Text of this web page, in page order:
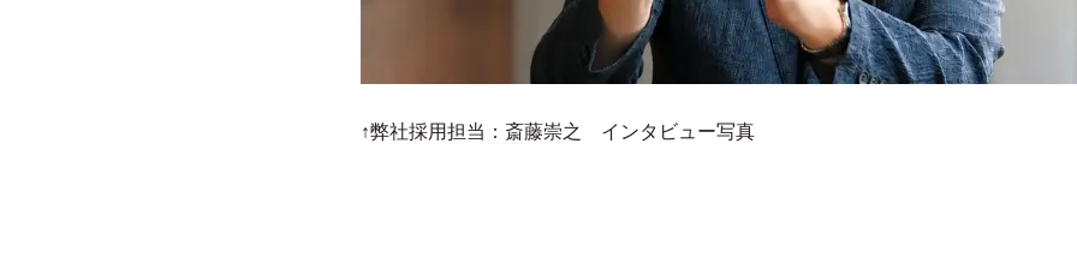
↑弊社採用担当：斎藤崇之 インタビュー写真